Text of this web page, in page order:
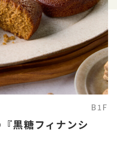
B1F
黒糖フィナンシ